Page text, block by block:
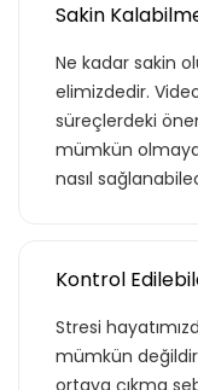
Sakin
Ne kadar sakin
elimizdedir.
süreçlerdeki
mümkün
nasıl
Kontrol
Stresi
mümkün
ortaya çıkma